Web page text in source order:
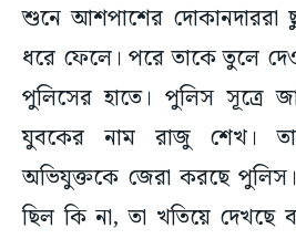
শুনে আশপাশের দোকানদাররা
ধরে ফেলে। পরে তাকে তুলে
পুলিসের হাতে। পুলিস সূত্রে
যুবকের নাম রাজু শেখ।
অভিযুক্তকে জেরা করছে
ছিল কি না, তা খতিয়ে দেখছে